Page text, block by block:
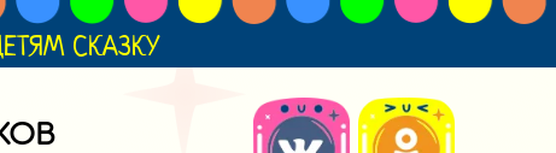
СКАЗКУ